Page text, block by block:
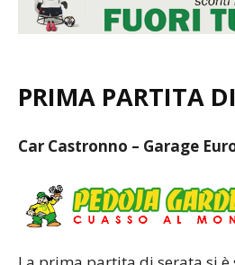
PRIMA PARTITA
Car Castronno – Garage